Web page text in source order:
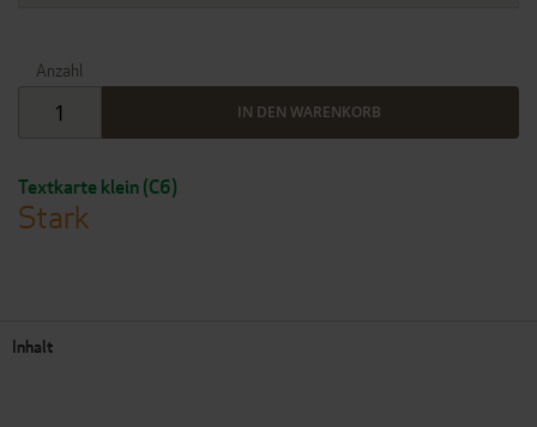
Textkarte klein (C6)
Stark
Anzahl
IN DEN WARENKORB
Inhalt